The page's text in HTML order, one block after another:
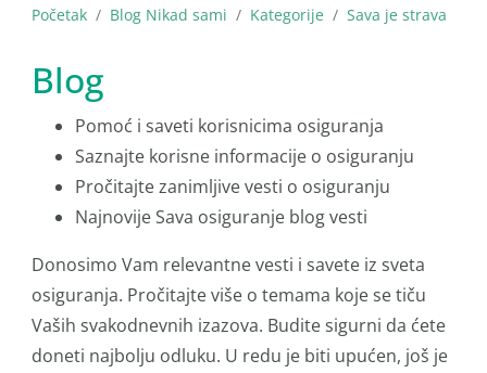
Početak Blog Nikad sami Kategorije Sava je strava
Blog
Pomoć i saveti korisnicima osiguranja
Saznajte korisne informacije o osiguranju
Pročitajte zanimljive vesti o osiguranju
Najnovije Sava osiguranje blog vesti
Donosimo Vam relevantne vesti i savete iz sveta
osiguranja. Pročitajte više o temama koje se tiču
Vaših svakodnevnih izazova. Budite sigurni da ćete
doneti najbolju odluku. U redu je biti upućen, još je